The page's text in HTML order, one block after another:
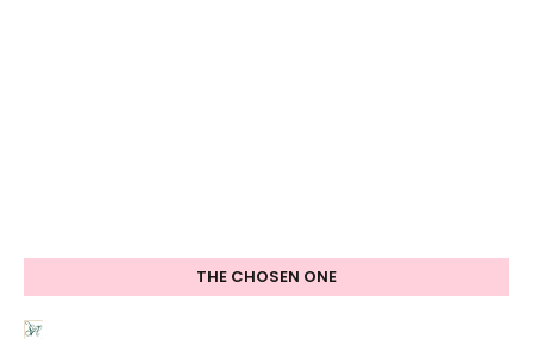
THE CHOSEN ONE